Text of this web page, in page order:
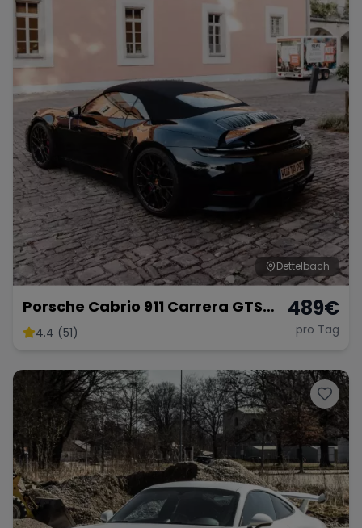
Dettelbach
Porsche Cabrio 911 Carrera GTS
mieten
4.4 (51)
489€
pro Tag